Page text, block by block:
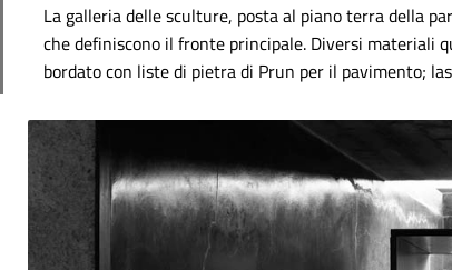
La galleria delle sculture, posta al piano terra della
che definiscono il fronte principale. Diversi materiali
bordato con liste di pietra di Prun per il pavimento;